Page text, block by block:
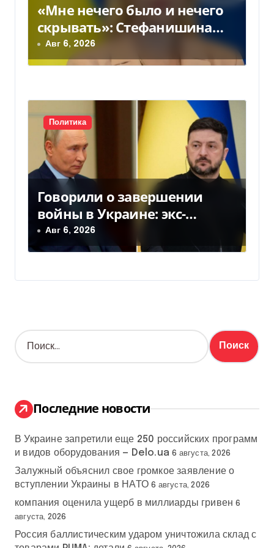
«Мне нечего было и нечего
скрывать»: Стефанишина
прокомментировала новое
подозрение
Авг 6, 2026
Политика
Говорили о завершении
войны в Украине: экс-
чиновники ЕС и РФ провели
тайные переговоры, — СМИ
Авг 6, 2026
Н
а
:
Последние новости
В Украине запретили еще 250 российских программ
и видов оборудования — Delo.ua 6 августа, 2026
Залужный объяснил свое громкое заявление о
вступлении Украины в НАТО 6 августа, 2026
компания оценила ущерб в миллиарды гривен 6
августа, 2026
Россия баллистическим ударом уничтожила склад с